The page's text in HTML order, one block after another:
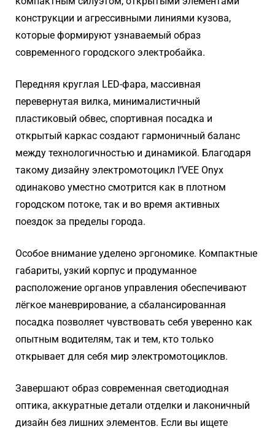
конструкции и агрессивными линиями кузова,
которые формируют узнаваемый образ
современного городского электробайка.
Передняя круглая LED-фара, массивная
перевернутая вилка, минималистичный
пластиковый обвес, спортивная посадка и
открытый каркас создают гармоничный баланс
между технологичностью и динамикой. Благодаря
такому дизайну электромотоцикл I’VEE Onyx
одинаково уместно смотрится как в плотном
городском потоке, так и во время активных
поездок за пределы города.
Особое внимание уделено эргономике. Компактные
габариты, узкий корпус и продуманное
расположение органов управления обеспечивают
лёгкое маневрирование, а сбалансированная
посадка позволяет чувствовать себя уверенно как
опытным водителям, так и тем, кто только
открывает для себя мир электромотоциклов.
Завершают образ современная светодиодная
оптика, аккуратные детали отделки и лаконичный
дизайн без лишних элементов. Если вы ищете